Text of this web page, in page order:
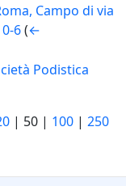
Campo di via
6 (←
Podistica
| 50 | 100 | 250